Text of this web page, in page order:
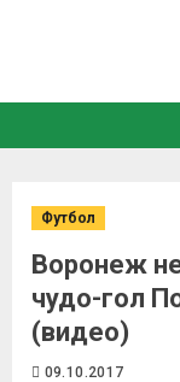
Футбол
Воронеж
чудо-гол
(видео)
09.10.2017